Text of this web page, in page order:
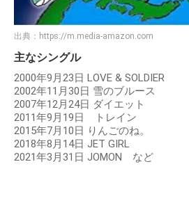
出典： https://m.media-amazon.com
主なシングル
2000年9月23日 LOVE & SOLDIER
2002年11月30日 雪のブルース
2007年12月24日 ダイエット
2011年9月19日 トレイン
2015年7月10日 りんごのね。
2018年8月14日 JET GIRL
2021年3月31日 JOMON など